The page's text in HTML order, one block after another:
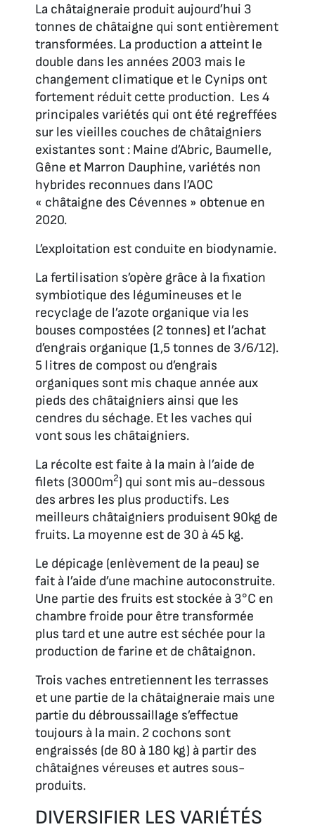
La châtaigneraie produit aujourd’hui 3
tonnes de châtaigne qui sont entièrement
transformées. La production a atteint le
double dans les années 2003 mais le
changement climatique et le Cynips ont
fortement réduit cette production. Les 4
principales variétés qui ont été regreffées
sur les vieilles couches de châtaigniers
existantes sont : Maine d’Abric, Baumelle,
Gêne et Marron Dauphine, variétés non
hybrides reconnues dans l’AOC
« châtaigne des Cévennes » obtenue en
2020.
L’exploitation est conduite en biodynamie.
La fertilisation s’opère grâce à la fixation
symbiotique des légumineuses et le
recyclage de l’azote organique via les
bouses compostées (2 tonnes) et l’achat
d’engrais organique (1,5 tonnes de 3/6/12).
5 litres de compost ou d’engrais
organiques sont mis chaque année aux
pieds des châtaigniers ainsi que les
cendres du séchage. Et les vaches qui
vont sous les châtaigniers.
La récolte est faite à la main à l’aide de
filets (3000m2) qui sont mis au-dessous
des arbres les plus productifs. Les
meilleurs châtaigniers produisent 90kg de
fruits. La moyenne est de 30 à 45 kg.
Le dépicage (enlèvement de la peau) se
fait à l’aide d’une machine autoconstruite.
Une partie des fruits est stockée à 3°C en
chambre froide pour être transformée
plus tard et une autre est séchée pour la
production de farine et de châtaignon.
Trois vaches entretiennent les terrasses
et une partie de la châtaigneraie mais une
partie du débroussaillage s’effectue
toujours à la main. 2 cochons sont
engraissés (de 80 à 180 kg) à partir des
châtaignes véreuses et autres sous-
produits.
DIVERSIFIER LES VARIÉTÉS